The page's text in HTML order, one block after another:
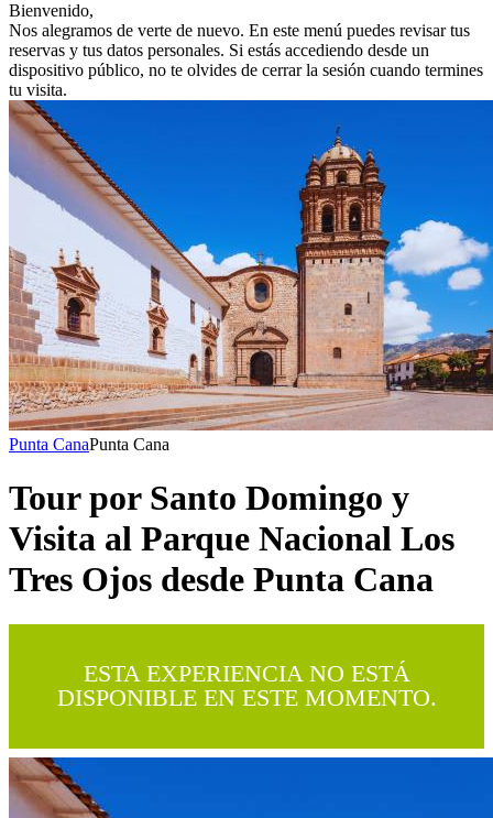
Bienvenido,
Nos alegramos de verte de nuevo. En este menú puedes revisar tus
reservas y tus datos personales. Si estás accediendo desde un
dispositivo público, no te olvides de cerrar la sesión cuando termines
tu visita.
Punta CanaPunta Cana
Tour por Santo Domingo y
Visita al Parque Nacional Los
Tres Ojos desde Punta Cana
ESTA EXPERIENCIA NO ESTÁ
DISPONIBLE EN ESTE MOMENTO.